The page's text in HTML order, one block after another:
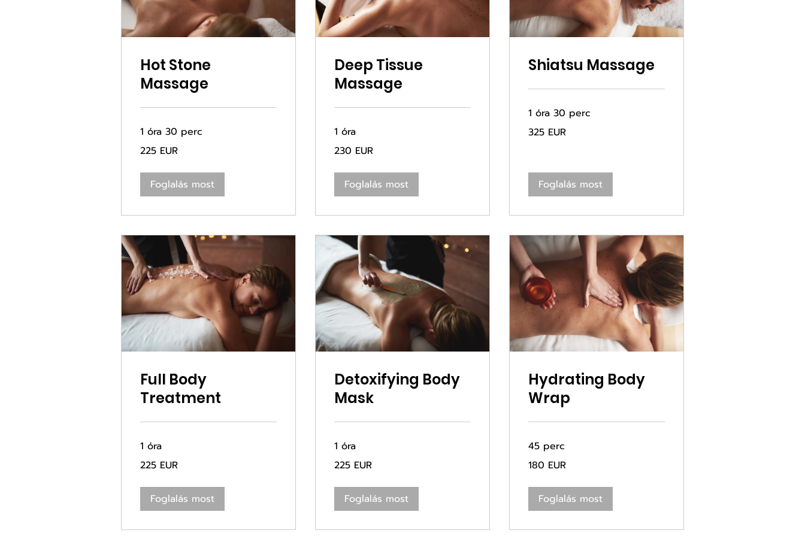
Hot Stone
Massage
1 óra 30 perc
euró
225 EUR
Foglalás most
Deep Tissue
Massage
1 óra
euró
230 EUR
Foglalás most
Shiatsu Massage
1 óra 30 perc
euró
325 EUR
Foglalás most
Full Body
Treatment
1 óra
euró
225 EUR
Foglalás most
Detoxifying Body
Mask
1 óra
euró
225 EUR
Foglalás most
Hydrating Body
Wrap
45 perc
euró
180 EUR
Foglalás most